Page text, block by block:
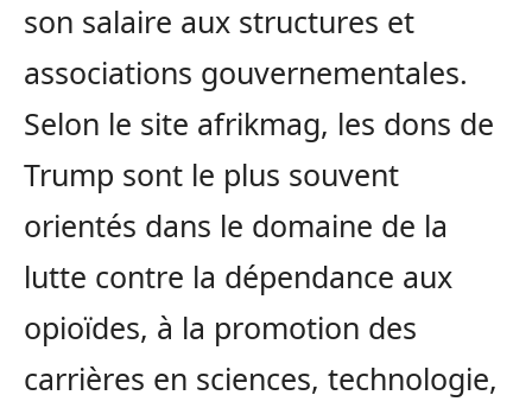
son salaire aux structures et
associations gouvernementales.
Selon le site afrikmag, les dons de
Trump sont le plus souvent
orientés dans le domaine de la
lutte contre la dépendance aux
opioïdes, à la promotion des
carrières en sciences, technologie,